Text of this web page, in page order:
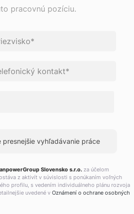
pracovnú pozíciu.
vyhľadávanie práce
Slovensko s.r.o. za účelom
z aktivít v súvislosti s ponúkaním voľných
profilu, s vedením individuálneho plánu rozvoja
uvedené v Oznámení o ochrane osobných